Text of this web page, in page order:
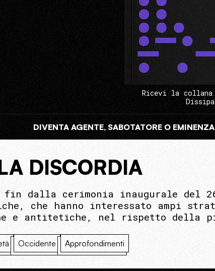
Ricevi la
DIVENTA AGENTE, SABOTATORE O EMINENZA
DISCORDIA
dalla cerimonia inaugurale del
che hanno interessato ampi
e antitetiche, nel rispetto della
Occidente Approfondimenti